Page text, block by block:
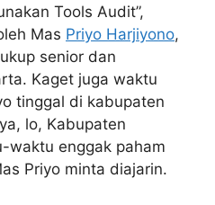
Tools Audit”,
Mas Priyo Harjiyono,
senior dan
Kaget juga waktu
tinggal di kabupaten
lo, Kabupaten
waktu enggak paham
Priyo minta diajarin.